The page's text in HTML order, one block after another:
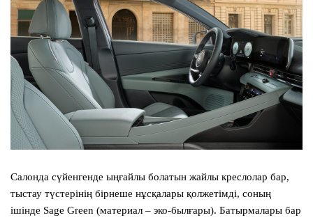
Салонда сүйенгенде ыңғайлы болатын жайлы креслолар бар,
тыстау түстерінің бірнеше нұсқалары қолжетімді, соның
ішінде Sage Green (материал – эко-былғары). Батырмалары бар